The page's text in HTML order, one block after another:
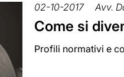
02-10-2017 Avv.
Come si
Profili normativi e